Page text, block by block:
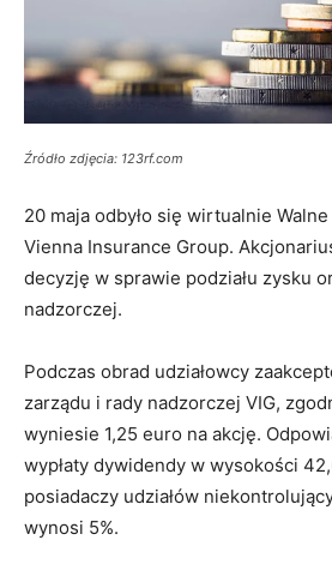
Źródło zdjęcia: 123rf.com
20 maja odbyło się wirtualnie
Vienna Insurance Group.
decyzję w sprawie podziału zysku
nadzorczej.
Podczas obrad udziałowcy
zarządu i rady nadzorczej VIG,
wyniesie 1,25 euro na akcję.
wypłaty dywidendy w wysokości
posiadaczy udziałów
wynosi 5%.